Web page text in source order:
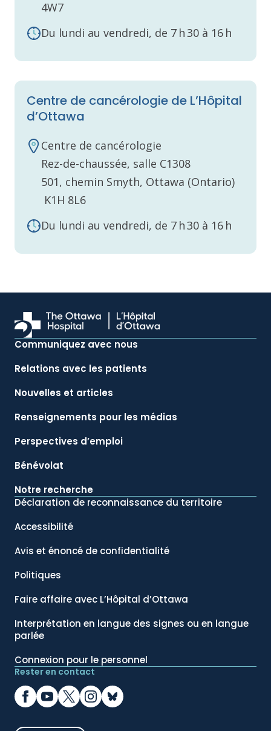
4W7
Du lundi au vendredi, de 7 h 30 à 16 h
Centre de cancérologie de L’Hôpital
d’Ottawa
Centre de cancérologie
Rez-de-chaussée, salle C1308
501, chemin Smyth, Ottawa (Ontario)
K1H 8L6
Du lundi au vendredi, de 7 h 30 à 16 h
Communiquez avec nous
Relations avec les patients
Nouvelles et articles
Renseignements pour les médias
Perspectives d’emploi
Bénévolat
Notre recherche
Déclaration de reconnaissance du territoire
Accessibilité
Avis et énoncé de confidentialité
Politiques
Faire affaire avec L’Hôpital d’Ottawa
Interprétation en langue des signes ou en langue
parlée
Connexion pour le personnel
Rester en contact